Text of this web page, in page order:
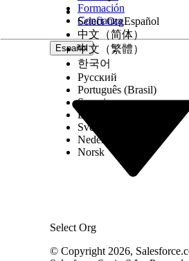
Formación
Confianza
Español
Select Org
Select OrgEspañol
中文（简体）
中文（繁體）
한국어
Русский
Português (Brasil)
Suomi
Dansk
Svenska
Nederlands
Norsk
© Copyright 2026,